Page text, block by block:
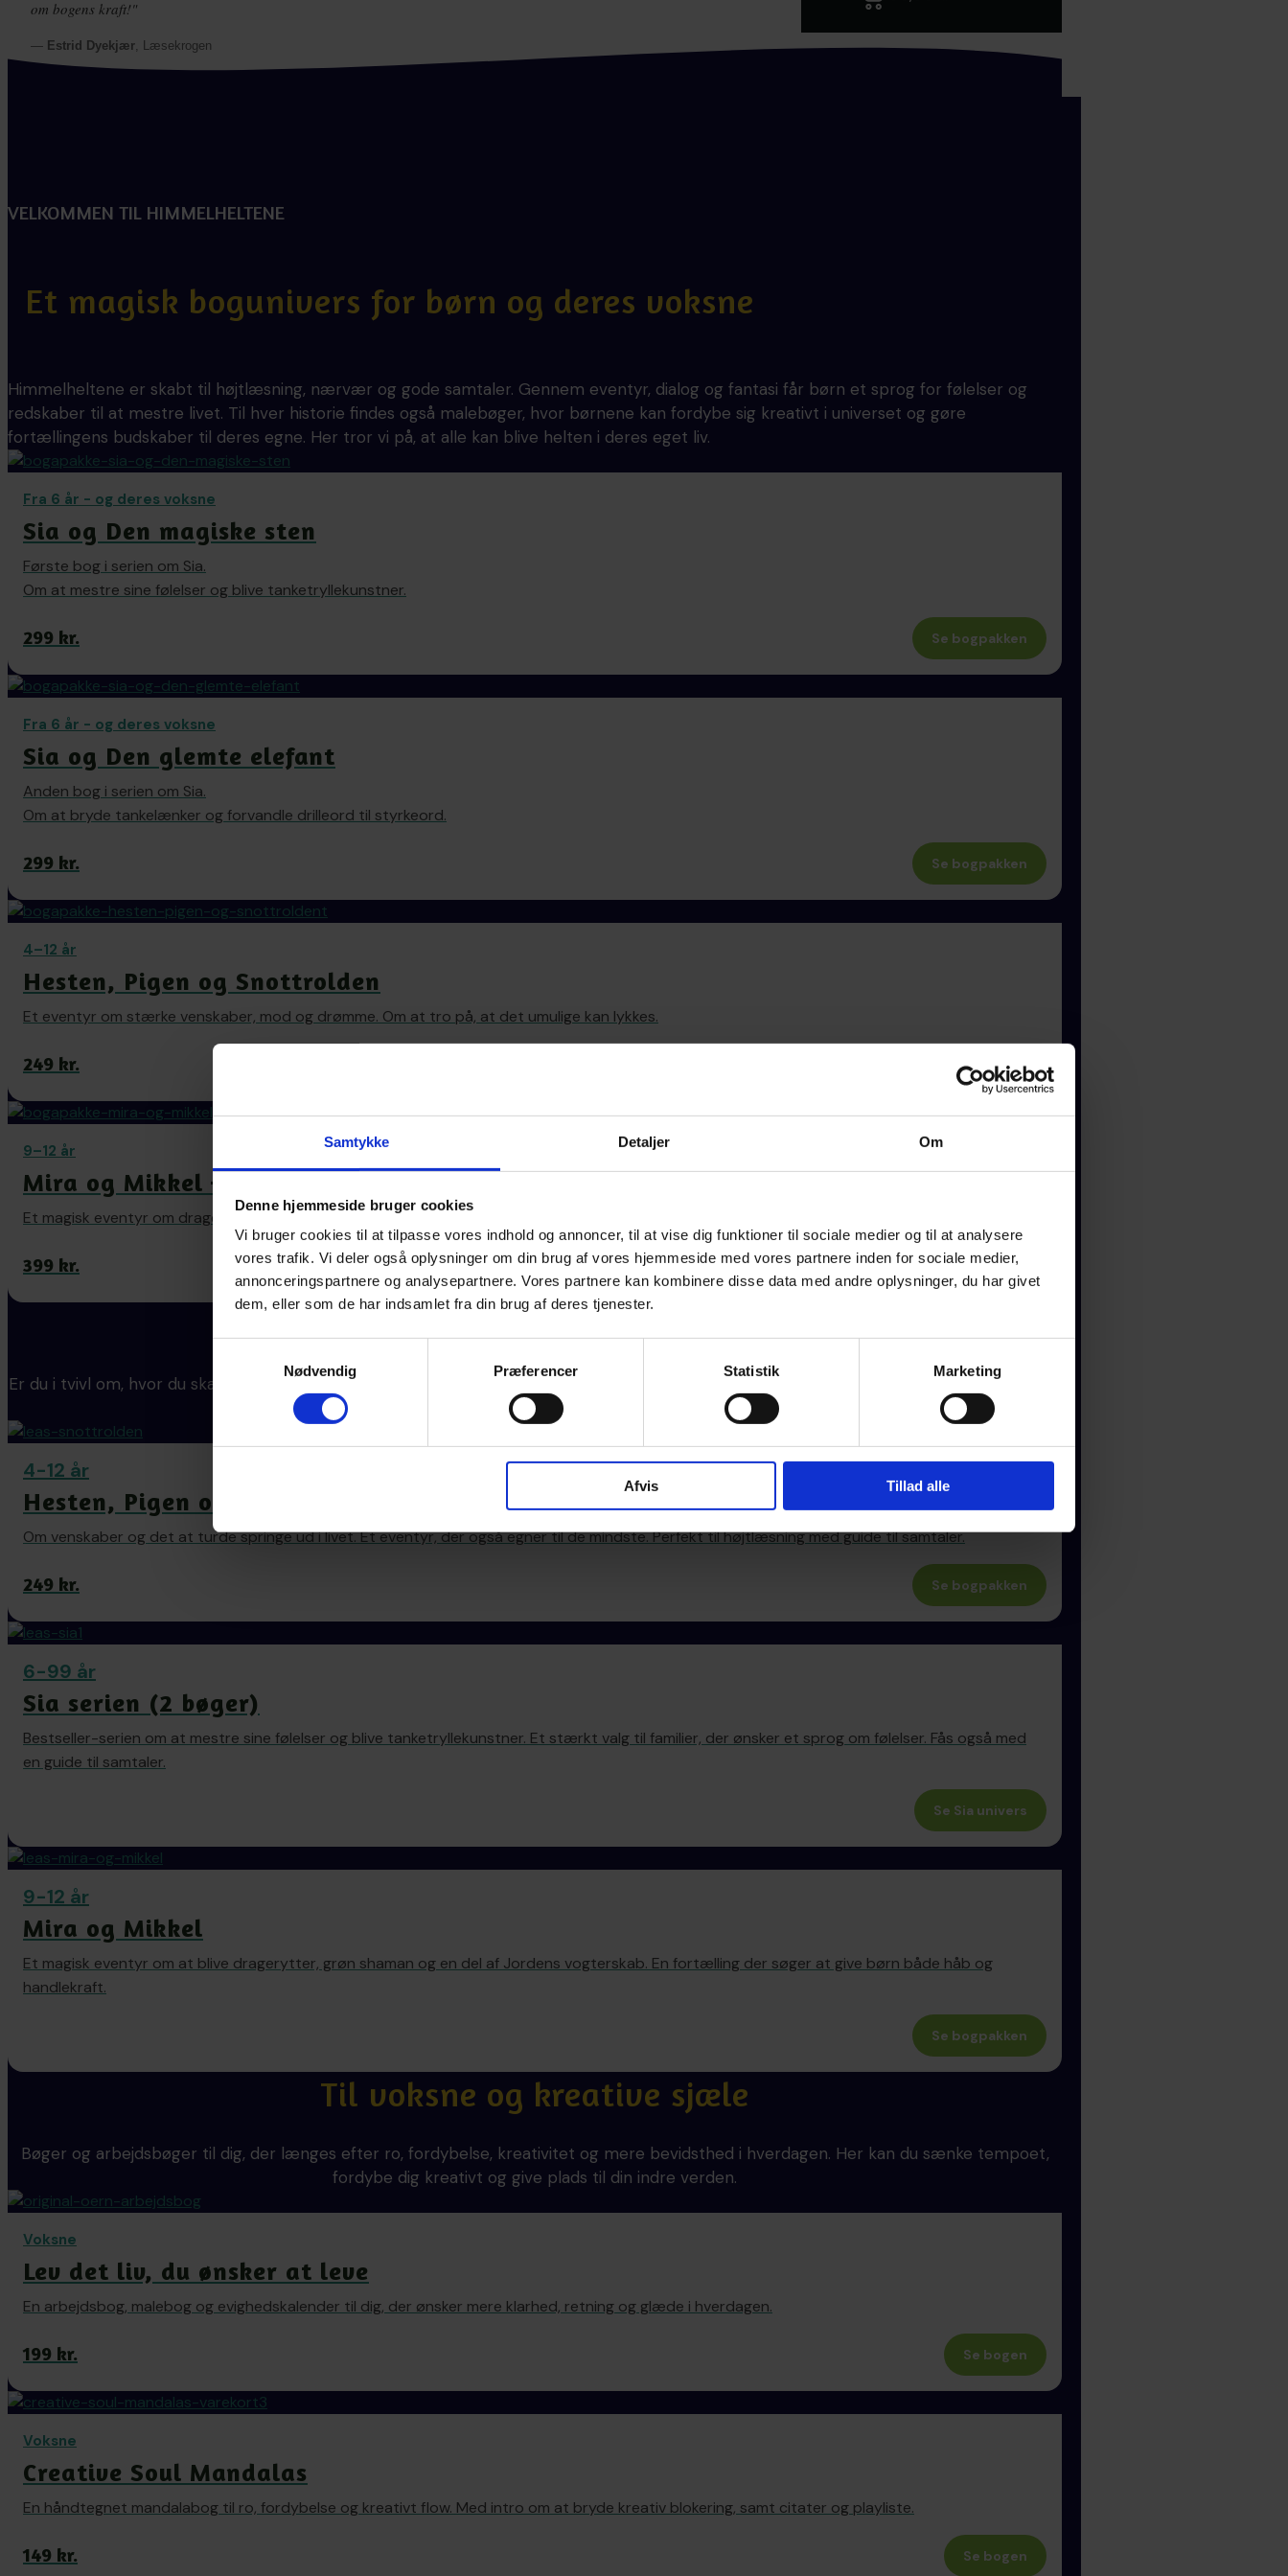
Samtykke Detaljer Om
Denne hjemmeside bruger cookies
Vi bruger cookies til at tilpasse vores indhold og annoncer, til at vise dig funktioner til sociale medier og til at analysere
vores trafik. Vi deler også oplysninger om din brug af vores hjemmeside med vores partnere inden for sociale medier,
annonceringspartnere og analysepartnere. Vores partnere kan kombinere disse data med andre oplysninger, du har givet
dem, eller som de har indsamlet fra din brug af deres tjenester.
Nødvendig
Præferencer Statistik Marketing
Afvis Tillad alle
om bogens kraft!"
— Estrid Dyekjær, Læsekrogen
VELKOMMEN TIL HIMMELHELTENE
Et magisk bogunivers for børn og deres voksne
Himmelheltene er skabt til højtlæsning, nærvær og gode samtaler. Gennem eventyr, dialog og fantasi får børn et sprog for følelser og
redskaber til at mestre livet. Til hver historie findes også malebøger, hvor børnene kan fordybe sig kreativt i universet og gøre
fortællingens budskaber til deres egne. Her tror vi på, at alle kan blive helten i deres eget liv.
Fra 6 år - og deres voksne
Sia og Den magiske sten
Første bog i serien om Sia.
Om at mestre sine følelser og blive tanketryllekunstner.
299 kr. Se bogpakken
Fra 6 år - og deres voksne
Sia og Den glemte elefant
Anden bog i serien om Sia.
Om at bryde tankelænker og forvandle drilleord til styrkeord.
299 kr. Se bogpakken
4–12 år
Hesten, Pigen og Snottrolden
Et eventyr om stærke venskaber, mod og drømme. Om at tro på, at det umulige kan lykkes.
249 kr. Se bogpakken
9–12 år
Mira og Mikkel — Jordens sang
Et magisk eventyr om drageryttere og Jordens vogterskab. Om håb, mod og handlekraft.
399 kr. Se bogpakken
Hvilken bog passer til dit barn?
Er du i tvivl om, hvor du skal begynde? Her er en enkel guide, der hjælper dig med at finde den bog, der passer bedst til alder, interesse og
tema.
4-12 år
Hesten, Pigen og Snottrolden
Om venskaber og det at turde springe ud i livet. Et eventyr, der også egner til de mindste. Perfekt til højtlæsning med guide til samtaler.
249 kr. Se bogpakken
6-99 år
Sia serien (2 bøger)
Bestseller-serien om at mestre sine følelser og blive tanketryllekunstner. Et stærkt valg til familier, der ønsker et sprog om følelser. Fås også med
en guide til samtaler.
Se Sia univers
9-12 år
Mira og Mikkel
Et magisk eventyr om at blive dragerytter, grøn shaman og en del af Jordens vogterskab. En fortælling der søger at give børn både håb og
handlekraft.
Se bogpakken
Til voksne og kreative sjæle
Bøger og arbejdsbøger til dig, der længes efter ro, fordybelse, kreativitet og mere bevidsthed i hverdagen. Her kan du sænke tempoet,
fordybe dig kreativt og give plads til din indre verden.
Voksne
Lev det liv, du ønsker at leve
En arbejdsbog, malebog og evighedskalender til dig, der ønsker mere klarhed, retning og glæde i hverdagen.
199 kr. Se bogen
Voksne
Creative Soul Mandalas
En håndtegnet mandalabog til ro, fordybelse og kreativt flow. Med intro om at bryde kreativ blokering, samt citater og playliste.
149 kr. Se bogen